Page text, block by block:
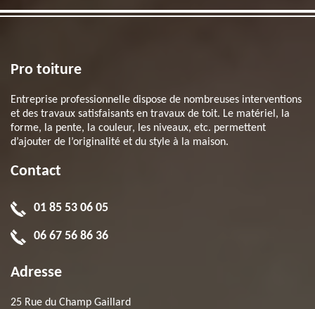
Pro toiture
Entreprise professionnelle dispose de nombreuses interventions
et des travaux satisfaisants en travaux de toit. Le matériel, la
forme, la pente, la couleur, les niveaux, etc. permettent
d’ajouter de l’originalité et du style à la maison.
Contact
01 85 53 06 05
06 67 56 86 36
Adresse
25 Rue du Champ Gaillard